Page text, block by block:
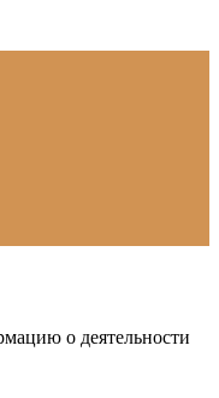
о деятельности